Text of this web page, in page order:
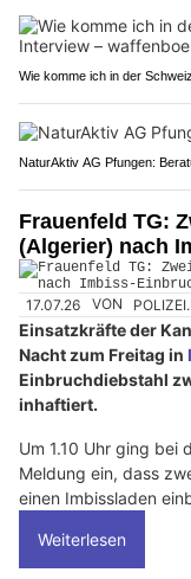
Wie komme ich in der
NaturAktiv AG Pfungen:
Frauenfeld TG:
(Algerier) nach
17.07.26 VON
Einsatzkräfte der
Nacht zum Freitag in
Einbruchdiebstahl
inhaftiert.
Um 1.10 Uhr ging bei
Meldung ein, dass
einen Imbissladen
Weiterlesen